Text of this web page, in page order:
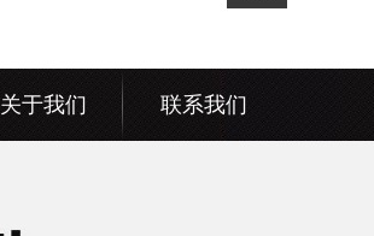
关于我们 联系我们